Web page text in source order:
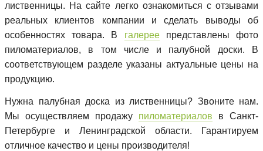
лиственницы. На сайте легко ознакомиться с отзывами
реальных клиентов компании и сделать выводы об
особенностях товара. В галереепредставлены фото
пиломатериалов, в том числе и палубной доски. В
соответствующем разделе указаны актуальные цены на
продукцию.
Нужна палубная доска из лиственницы? Звоните нам.
Мы осуществляем продажу пиломатериалов в Санкт-
Петербурге и Ленинградской области. Гарантируем
отличное качество и цены производителя!